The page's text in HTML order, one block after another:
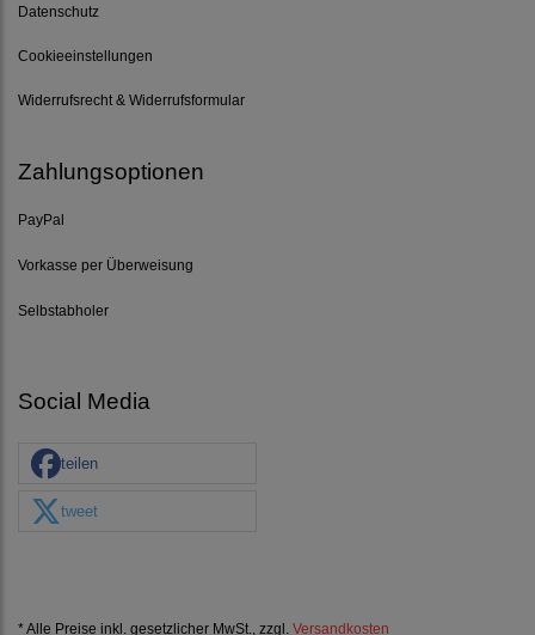
Datenschutz
Cookieeinstellungen
Widerrufsrecht & Widerrufsformular
Zahlungsoptionen
PayPal
Vorkasse per Überweisung
Selbstabholer
Social Media
teilen
tweet
* Alle Preise inkl. gesetzlicher MwSt., zzgl. Versandkosten